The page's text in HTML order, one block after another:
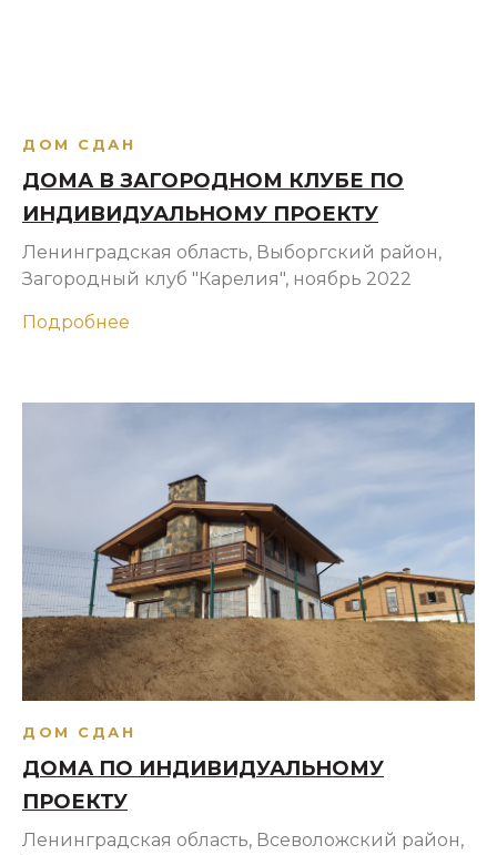
ДОМ СДАН
ДОМА В ЗАГОРОДНОМ КЛУБЕ ПО
ИНДИВИДУАЛЬНОМУ ПРОЕКТУ
Ленинградская область, Выборгский район,
Загородный клуб "Карелия", ноябрь 2022
Подробнее
ДОМ СДАН
ДОМА ПО ИНДИВИДУАЛЬНОМУ
ПРОЕКТУ
Ленинградская область, Всеволожский район,